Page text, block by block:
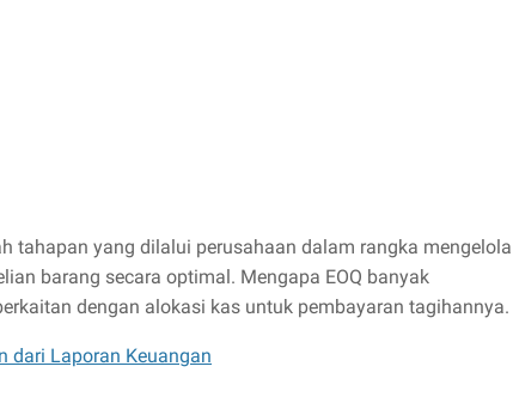
tahapan yang dilalui perusahaan dalam rangka mengelola
barang secara optimal. Mengapa EOQ banyak
dengan alokasi kas untuk pembayaran tagihannya.
dari Laporan Keuangan